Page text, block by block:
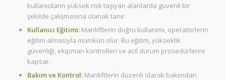
kullanıcıların yüksek risk taşıyan alanlarda güvenli bir
şekilde çalışmasına olanak tanır.
Kullanıcı Eğitimi:Manliftlerin doğru kullanımı, operatörlerin
eğitim almasıyla mümkün olur. Bu eğitim, yükseklik
güvenliği, ekipman kontrolleri ve acil durum prosedürlerini
kapsar.
Bakım ve Kontrol:Manliftlerin düzenli olarak bakımdan